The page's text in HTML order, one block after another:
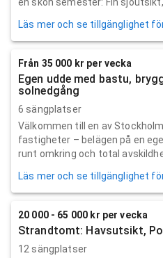
Läs mer och se tillgänglighet
Från 35 000 kr per vecka
Egen udde med bastu,
solnedgång
6 sängplatser
Välkommen till en av
fastigheter – belägen på en
runt omkring och total
Läs mer och se tillgänglighet
20 000 - 65 000 kr per vecka
Strandtomt: Havsutsikt,
12 sängplatser